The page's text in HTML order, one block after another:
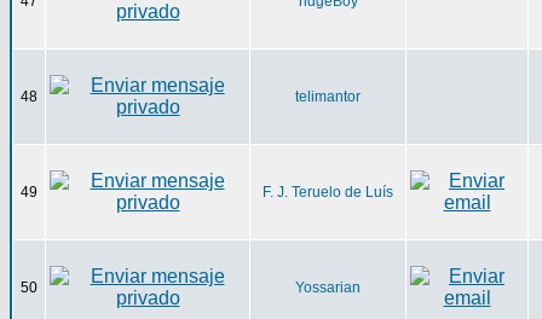
48 telimantor
49 F. J. Teruelo de Luís
50 Yossarian